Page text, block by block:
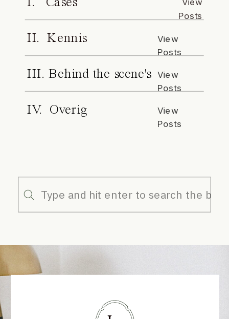
I. Cases
Posts
II. Kennis
View
Posts
III. Behind the scene's
View
Posts
IV. Overig
View
Posts
Search
for: